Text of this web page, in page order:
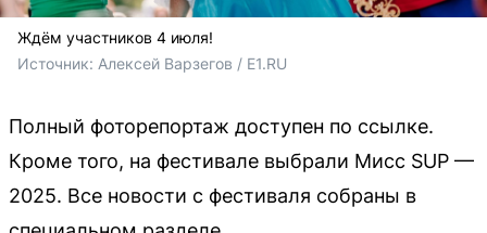
Ждём участников 4 июля!
Источник: Алексей Варзегов / E1.RU
Полный фоторепортаж доступен по ссылке.
Кроме того, на фестивале выбрали Мисс SUP —
2025. Все новости с фестиваля собраны в